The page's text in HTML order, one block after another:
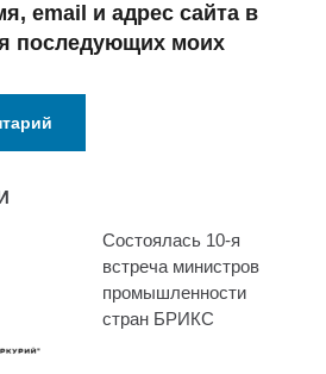
email и адрес сайта в
последующих моих
Состоялась 10-я
встреча министров
промышленности
стран БРИКС